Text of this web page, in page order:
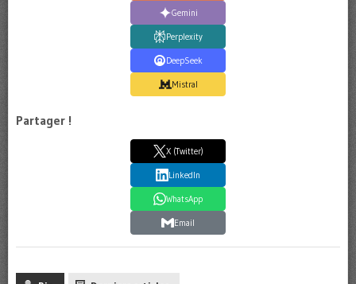
Gemini
Perplexity
DeepSeek
Mistral
Partager !
X (Twitter)
LinkedIn
WhatsApp
Email